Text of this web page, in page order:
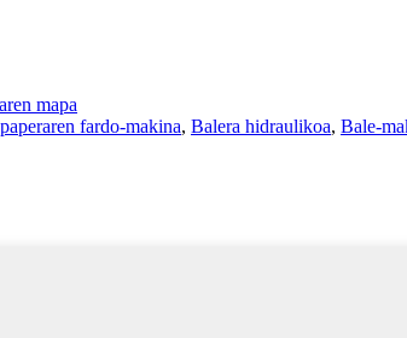
mapa
fardo-makina, Balera hidraulikoa, Bale-